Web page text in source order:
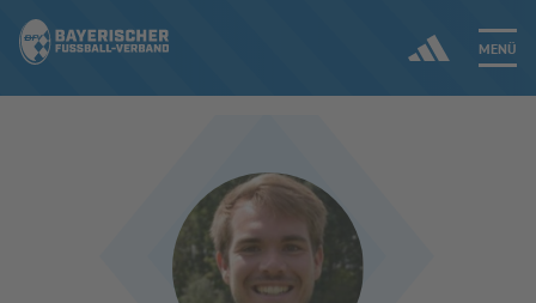
MENÜ
ERGEBNISSE & WETTBEWERBE